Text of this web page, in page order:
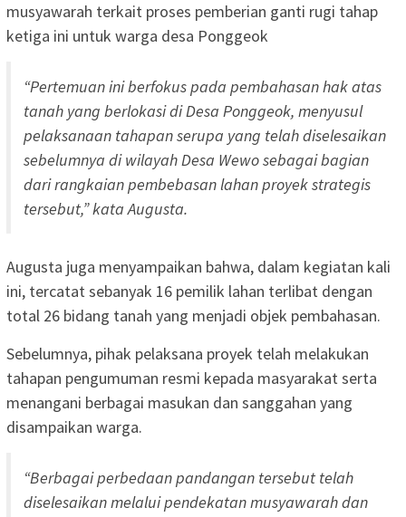
musyawarah terkait proses pemberian ganti rugi tahap
ketiga ini untuk warga desa Ponggeok
“Pertemuan ini berfokus pada pembahasan hak atas
tanah yang berlokasi di Desa Ponggeok, menyusul
pelaksanaan tahapan serupa yang telah diselesaikan
sebelumnya di wilayah Desa Wewo sebagai bagian
dari rangkaian pembebasan lahan proyek strategis
tersebut,” kata Augusta.
Augusta juga menyampaikan bahwa, dalam kegiatan kali
ini, tercatat sebanyak 16 pemilik lahan terlibat dengan
total 26 bidang tanah yang menjadi objek pembahasan.
Sebelumnya, pihak pelaksana proyek telah melakukan
tahapan pengumuman resmi kepada masyarakat serta
menangani berbagai masukan dan sanggahan yang
disampaikan warga.
“Berbagai perbedaan pandangan tersebut telah
diselesaikan melalui pendekatan musyawarah dan